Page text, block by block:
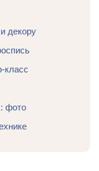
декору
класс
фото